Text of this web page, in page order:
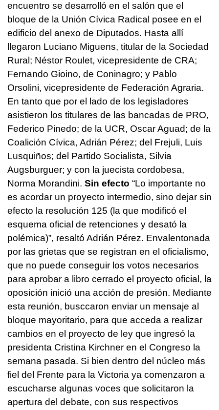
encuentro se desarrolló en el salón que el
bloque de la Unión Cívica Radical posee en el
edificio del anexo de Diputados. Hasta allí
llegaron Luciano Miguens, titular de la Sociedad
Rural; Néstor Roulet, vicepresidente de CRA;
Fernando Gioino, de Coninagro; y Pablo
Orsolini, vicepresidente de Federación Agraria.
En tanto que por el lado de los legisladores
asistieron los titulares de las bancadas de PRO,
Federico Pinedo; de la UCR, Oscar Aguad; de la
Coalición Cívica, Adrián Pérez; del Frejuli, Luis
Lusquiños; del Partido Socialista, Silvia
Augsburguer; y con la juecista cordobesa,
Norma Morandini. Sin efecto “Lo importante no
es acordar un proyecto intermedio, sino dejar sin
efecto la resolución 125 (la que modificó el
esquema oficial de retenciones y desató la
polémica)”, resaltó Adrián Pérez. Envalentonada
por las grietas que se registran en el oficialismo,
que no puede conseguir los votos necesarios
para aprobar a libro cerrado el proyecto oficial, la
oposición inició una acción de presión. Mediante
esta reunión, busccaron enviar un mensaje al
bloque mayoritario, para que acceda a realizar
cambios en el proyecto de ley que ingresó la
presidenta Cristina Kirchner en el Congreso la
semana pasada. Si bien dentro del núcleo más
fiel del Frente para la Victoria ya comenzaron a
escucharse algunas voces que solicitaron la
apertura del debate, con sus respectivos